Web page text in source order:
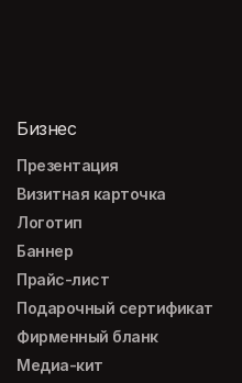
Бизнес
Презентация
Визитная карточка
Логотип
Баннер
Прайс-лист
Подарочный сертификат
Фирменный бланк
Медиа-кит